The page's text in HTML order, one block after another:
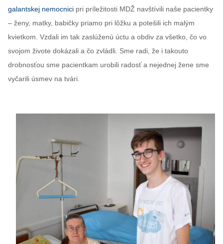
galantskej nemocnici pri príležitosti MDŽ navštívili naše pacientky
– ženy, matky, babičky priamo pri lôžku a potešili ich malým
kvietkom. Vzdali im tak zaslúženú úctu a obdiv za všetko, čo vo
svojom živote dokázali a čo zvládli. Sme radi, že i takouto
drobnosťou sme pacientkam urobili radosť a nejednej žene sme
vyčarili úsmev na tvári.